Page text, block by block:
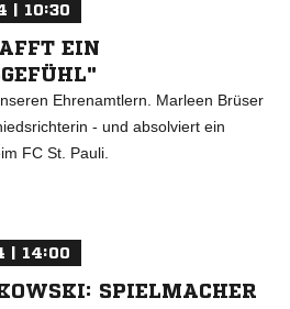
| 10:30
EIN
Ehrenamtlern. Marleen Brüser
- und absolviert ein
FC St. Pauli.
| 14:00
SPIELMACHER